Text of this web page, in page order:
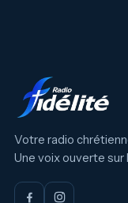
Votre radio
Une voix ouverte sur